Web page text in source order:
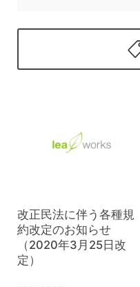
改正民法に伴う各種規
約改定のお知らせ
（2020年3月25日改
定）